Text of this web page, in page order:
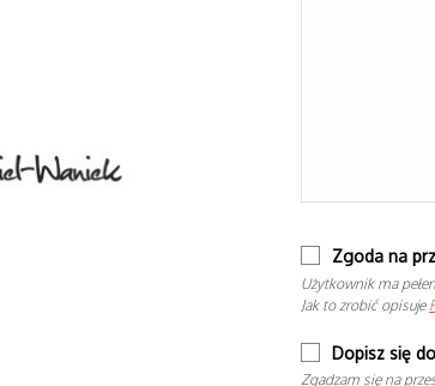
Zgoda na
Użytkownik ma
Jak to zrobić opisuje
Dopisz się
Zgadzam się na